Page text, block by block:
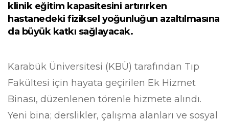
klinik eğitim kapasitesini artırırken
hastanedeki fiziksel yoğunluğun azaltılmasına
da büyük katkı sağlayacak.
Karabük Üniversitesi (KBÜ) tarafından Tıp
Fakültesi için hayata geçirilen Ek Hizmet
Binası, düzenlenen törenle hizmete alındı.
Yeni bina; derslikler, çalışma alanları ve sosyal